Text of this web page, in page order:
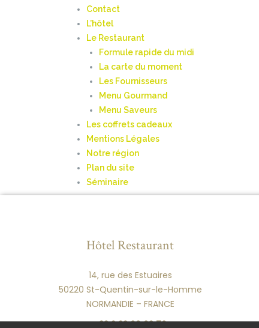
Contact
L’hôtel
Le Restaurant
Formule rapide du midi
La carte du moment
Les Fournisseurs
Menu Gourmand
Menu Saveurs
Les coffrets cadeaux
Mentions Légales
Notre région
Plan du site
Séminaire
Hôtel Restaurant
14, rue des Estuaires
50220 St-Quentin-sur-le-Homme
NORMANDIE – FRANCE
+33 2 33 60 63 76